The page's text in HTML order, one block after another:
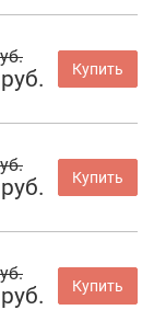
Купить
Купить
Купить